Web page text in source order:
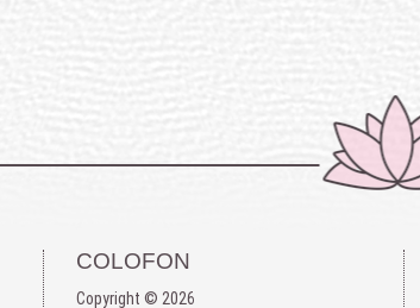
COLOFON
Copyright © 2026